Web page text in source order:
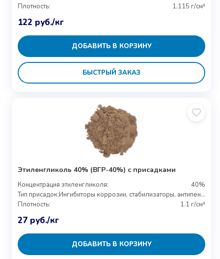
Плотность:
1,115 г/см³
122 руб./кг
ДОБАВИТЬ В КОРЗИНУ
БЫСТРЫЙ ЗАКАЗ
Этиленгликоль 40% (ВГР-40%) с присадками
Концентрация этиленгликоля:
40%
Тип присадок:
Ингибиторы коррозии, стабилизаторы, антипенные добавки
Плотность:
1.1 г/см³
27 руб./кг
ДОБАВИТЬ В КОРЗИНУ